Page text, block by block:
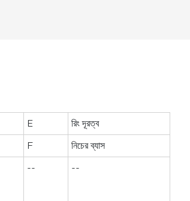
E রিং দূরত্ব
F নিচের ব্যাস
-- --